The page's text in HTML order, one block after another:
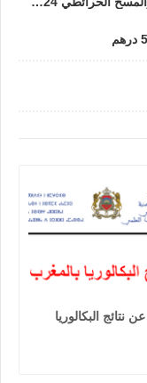
عن نتائج البكالوريا